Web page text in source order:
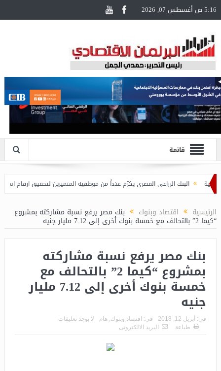
5:16 ص أغسطس 07, 2026
قائمة
البنك الزراعي المصري يكرّم عدداً من موظفيه المتميزين لتحقيق ارقام استثنائية في
الرئيسية اقتصاد وبنوك بنك مصر يرفع نسبة مشاركته بمشروع
“كيما 2” بالتحالف مع خمسة بنوك أخرى إلى 7.12 مليار جنيه
بنك مصر يرفع نسبة مشاركته
بمشروع “كيما 2” بالتحالف مع
خمسة بنوك أخرى إلى 7.12 مليار
جنيه
فى: أبريل 12, 2018 فى: اقتصاد وبنوك, هام
لا يوجد تعليقات
طباعة
البريد الالكترونى